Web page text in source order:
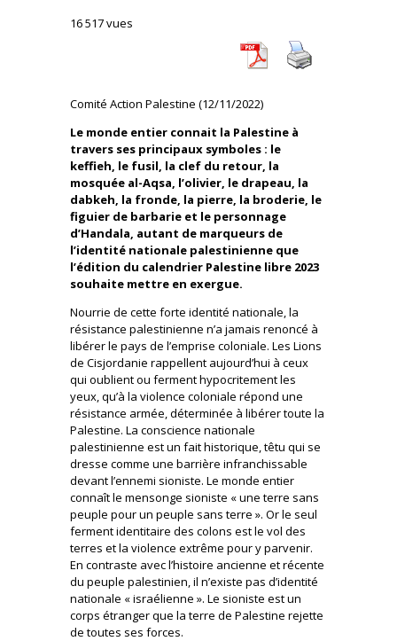
16 517 vues
Comité Action Palestine (12/11/2022)
Le monde entier connait la Palestine à
travers ses principaux symboles : le
keffieh, le fusil, la clef du retour, la
mosquée al-Aqsa, l’olivier, le drapeau, la
dabkeh, la fronde, la pierre, la broderie, le
figuier de barbarie et le personnage
d’Handala, autant de marqueurs de
l’identité nationale palestinienne que
l’édition du calendrier Palestine libre 2023
souhaite mettre en exergue.
Nourrie de cette forte identité nationale, la
résistance palestinienne n’a jamais renoncé à
libérer le pays de l’emprise coloniale. Les Lions
de Cisjordanie rappellent aujourd’hui à ceux
qui oublient ou ferment hypocritement les
yeux, qu’à la violence coloniale répond une
résistance armée, déterminée à libérer toute la
Palestine. La conscience nationale
palestinienne est un fait historique, têtu qui se
dresse comme une barrière infranchissable
devant l’ennemi sioniste. Le monde entier
connaît le mensonge sioniste « une terre sans
peuple pour un peuple sans terre ». Or le seul
ferment identitaire des colons est le vol des
terres et la violence extrême pour y parvenir.
En contraste avec l’histoire ancienne et récente
du peuple palestinien, il n’existe pas d’identité
nationale « israélienne ». Le sioniste est un
corps étranger que la terre de Palestine rejette
de toutes ses forces.